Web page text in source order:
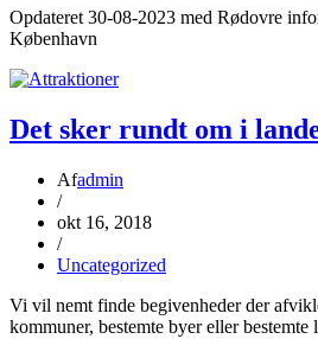
Opdateret 30-08-2023 med Rødovre
København
Det sker rundt om i
Afadmin
/
okt 16, 2018
/
Uncategorized
Vi vil nemt finde begivenheder der
kommuner, bestemte byer eller bestemte